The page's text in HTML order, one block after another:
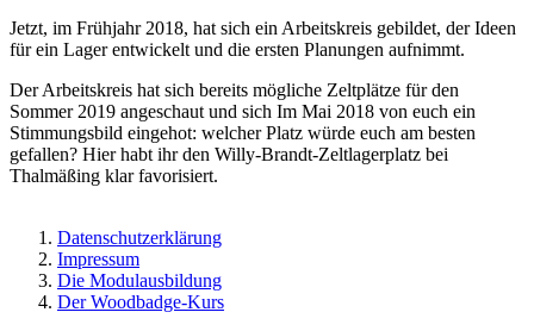
Jetzt, im Frühjahr 2018, hat sich ein Arbeitskreis gebildet, der Ideen
für ein Lager entwickelt und die ersten Planungen aufnimmt.
Der Arbeitskreis hat sich bereits mögliche Zeltplätze für den
Sommer 2019 angeschaut und sich Im Mai 2018 von euch ein
Stimmungsbild eingehot: welcher Platz würde euch am besten
gefallen? Hier habt ihr den Willy-Brandt-Zeltlagerplatz bei
Thalmäßing klar favorisiert.
Datenschutzerklärung
Impressum
Die Modulausbildung
Der Woodbadge-Kurs